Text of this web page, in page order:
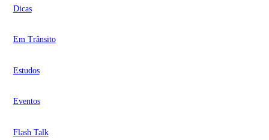
Dicas
Em Trânsito
Estudos
Eventos
Flash Talk